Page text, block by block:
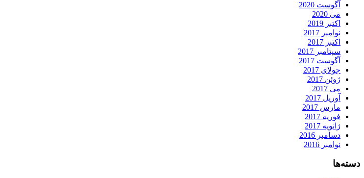
آگوست 2020
می 2020
اکتبر 2019
نوامبر 2017
اکتبر 2017
سپتامبر 2017
آگوست 2017
جولای 2017
ژوئن 2017
می 2017
آوریل 2017
مارس 2017
فوریه 2017
ژانویه 2017
دسامبر 2016
نوامبر 2016
دسته‌ها